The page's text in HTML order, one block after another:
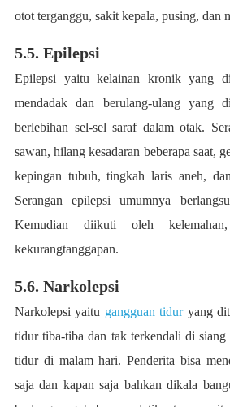
otot terganggu, sakit kepala, pusing, dan
5.5. Epilepsi
Epilepsi yaitu kelainan kronik yang
mendadak dan berulang-ulang yang
berlebihan sel-sel saraf dalam otak.
sawan, hilang kesadaran beberapa saat,
kepingan tubuh, tingkah laris aneh,
Serangan epilepsi umumnya
Kemudian diikuti oleh
kekurangtanggapan.
5.6. Narkolepsi
Narkolepsi yaitu gangguan tiduryang
tidur tiba-tiba dan tak terkendali di siang
tidur di malam hari. Penderita bisa
saja dan kapan saja bahkan dikala